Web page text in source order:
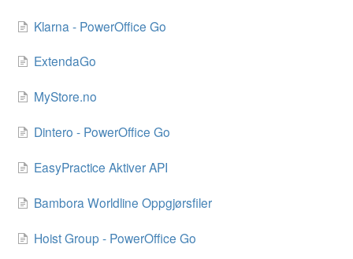
Klarna - PowerOffice Go
ExtendaGo
MyStore.no
Dintero - PowerOffice Go
EasyPractice Aktiver API
Bambora Worldline Oppgjørsfiler
Hoist Group - PowerOffice Go